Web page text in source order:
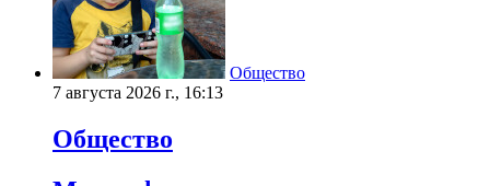
Общество
7 августа 2026 г., 16:13
Общество